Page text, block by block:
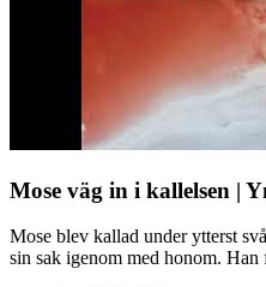
Mose väg in i kallelsen |
Mose blev kallad under ytterst
sin sak igenom med honom.